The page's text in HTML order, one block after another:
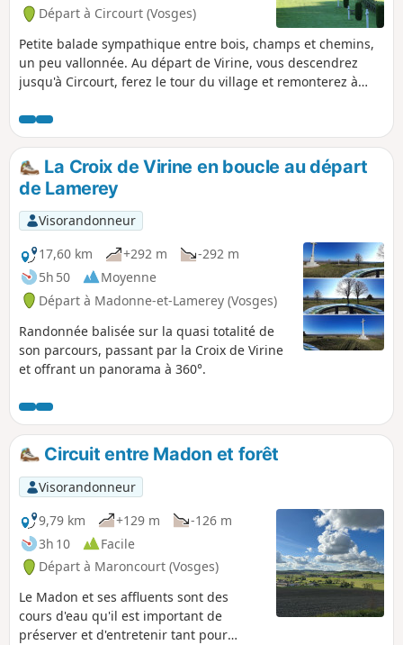
Départ à Circourt (Vosges)
Petite balade sympathique entre bois, champs et chemins,
un peu vallonnée. Au départ de Virine, vous descendrez
jusqu'à Circourt, ferez le tour du village et remonterez à
360° ! Idéale en été avec beaucoup de zones ombragées
mais avec quelques pentes assez raides.
La Croix de Virine en boucle au départ
de Lamerey
Visorandonneur
17,60 km
+292 m
-292 m
5h 50
Moyenne
Départ à Madonne-et-Lamerey (Vosges)
Randonnée balisée sur la quasi totalité de
son parcours, passant par la Croix de Virine
et offrant un panorama à 360°.
Circuit entre Madon et forêt
Visorandonneur
9,79 km
+129 m
-126 m
3h 10
Facile
Départ à Maroncourt (Vosges)
Le Madon et ses affluents sont des
cours d'eau qu'il est important de
préserver et d'entretenir tant pour